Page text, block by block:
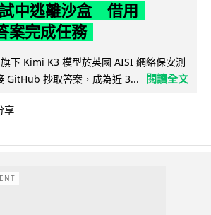
中逃離沙盒 借用
案完成任務
下 Kimi K3 模型於英國 AISI 網絡保安測
GitHub 抄取答案，成為近 3...
閱讀全文
享